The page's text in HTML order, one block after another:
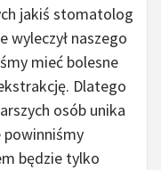
jakiś stomatolog
wyleczył naszego
mieć bolesne
Dlatego
osób unika
będzie tylko